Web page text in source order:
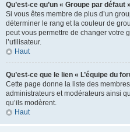
Qu’est-ce qu’un « Groupe par défaut
Si vous êtes membre de plus d’un
déterminer le rang et la couleur de
peut vous permettre de changer votre
l’utilisateur.
Haut
Qu’est-ce que le lien « L’équipe du
Cette page donne la liste des
administrateurs et modérateurs ainsi
qu’ils modèrent.
Haut